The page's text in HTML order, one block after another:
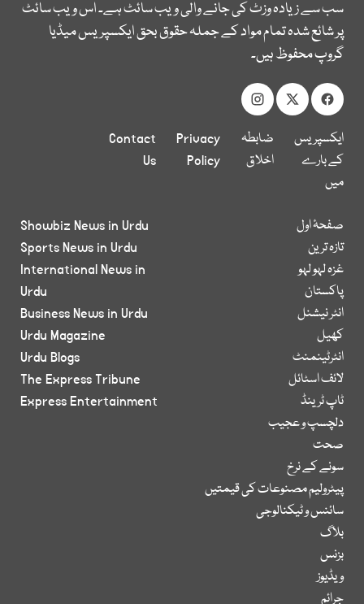
سب سے زیادہ وزٹ کی جانے والی ویب سائٹ ہے۔ اس ویب سائٹ
پر شائع شدہ تمام مواد کے جملہ حقوق بحق ایکسپریس میڈیا
گروپ محفوظ ہیں۔
ایکسپریس
کے بارے
میں
ضابطہ
اخلاق
Privacy
Policy
Contact
Us
صفحۂ اول
تازہ ترین
غزہ لہو لہو
پاکستان
انٹر نیشنل
کھیل
انٹرٹینمنٹ
لائف اسٹائل
ٹاپ ٹرینڈ
دلچسپ و عجیب
صحت
سونے کے نرخ
پیٹرولیم مصنوعات کی قیمتیں
سائنس و ٹیکنالوجی
بلاگ
بزنس
ویڈیوز
جرائم
Showbiz News in Urdu
Sports News in Urdu
International News in
Urdu
Business News in Urdu
Urdu Magazine
Urdu Blogs
The Express Tribune
Express Entertainment